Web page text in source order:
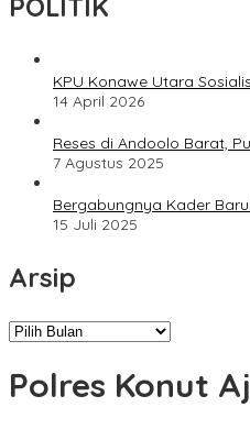
POLITIK
KPU Konawe Utara
14 April 2026
Reses di Andoolo Barat,
7 Agustus 2025
Bergabungnya Kader
15 Juli 2025
Arsip
Arsip
Polres Konut